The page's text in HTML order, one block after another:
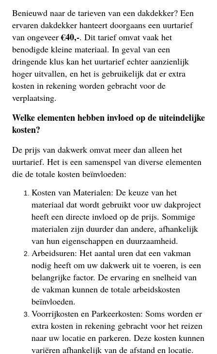
Benieuwd naar de tarieven van een dakdekker? Een
ervaren dakdekker hanteert doorgaans een uurtarief
van ongeveer€40,-. Dit tarief omvat vaak het
benodigde kleine materiaal. In geval van een
dringende klus kan het uurtarief echter aanzienlijk
hoger uitvallen, en het is gebruikelijk dat er extra
kosten in rekening worden gebracht voor de
verplaatsing.
Welke elementen hebben invloed op de uiteindelijke
kosten?
De prijs van dakwerk omvat meer dan alleen het
uurtarief. Het is een samenspel van diverse elementen
die de totale kosten beïnvloeden:
Kosten van Materialen: De keuze van het
materiaal dat wordt gebruikt voor uw dakproject
heeft een directe invloed op de prijs. Sommige
materialen zijn duurder dan andere, afhankelijk
van hun eigenschappen en duurzaamheid.
Arbeidsuren: Het aantal uren dat een vakman
nodig heeft om uw dakwerk uit te voeren, is een
belangrijke factor. De ervaring en snelheid van
de vakman kunnen de totale arbeidskosten
beïnvloeden.
Voorrijkosten en Parkeerkosten: Soms worden er
extra kosten in rekening gebracht voor het reizen
naar uw locatie en parkeren. Deze kosten kunnen
variëren afhankelijk van de afstand en locatie.